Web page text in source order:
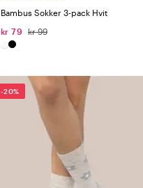
Bambus Sokker 3-pack Hvit
kr 79
kr 99
-20%